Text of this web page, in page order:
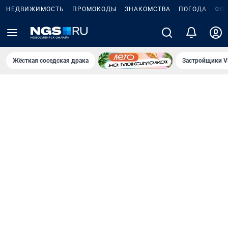
НЕДВИЖИМОСТЬ ПРОМОКОДЫ ЗНАКОМСТВА ПОГОДА
Жёсткая соседская драка Застройщики